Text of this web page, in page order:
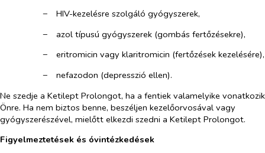
−​
HIV-kezelésre szolgáló gyógyszerek,
−​
azol típusú gyógyszerek (gombás fertőzésekre),
−​
eritromicin vagy klaritromicin (fertőzések kezelésére),
−​
nefazodon (depresszió ellen).
Ne szedje a Ketilept Prolongot, ha a fentiek valamelyike vonatkozik
Önre. Ha nem biztos benne, beszéljen kezelőorvosával vagy
gyógyszerészével, mielőtt elkezdi szedni a Ketilept Prolongot.
Figyelmeztetések és óvintézkedések